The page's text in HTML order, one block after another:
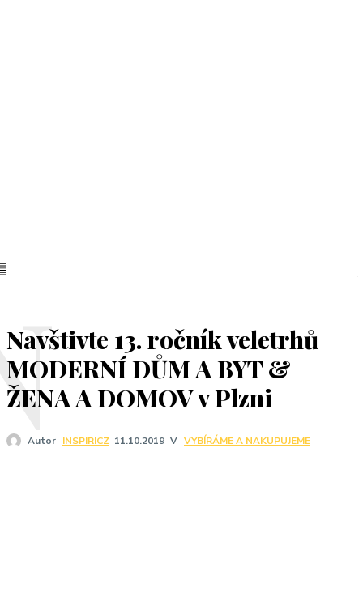
Navštivte 13. ročník veletrhů
MODERNÍ DŮM A BYT &
ŽENA A DOMOV v Plzni
Autor INSPIRICZ 11.10.2019 V VYBÍRÁME A NAKUPUJEME